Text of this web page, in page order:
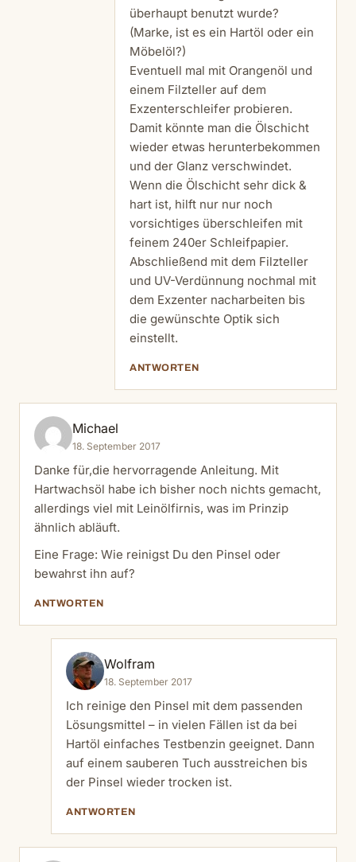
überhaupt benutzt wurde?
(Marke, ist es ein Hartöl oder ein
Möbelöl?)
Eventuell mal mit Orangenöl und
einem Filzteller auf dem
Exzenterschleifer probieren.
Damit könnte man die Ölschicht
wieder etwas herunterbekommen
und der Glanz verschwindet.
Wenn die Ölschicht sehr dick &
hart ist, hilft nur nur noch
vorsichtiges überschleifen mit
feinem 240er Schleifpapier.
Abschließend mit dem Filzteller
und UV-Verdünnung nochmal mit
dem Exzenter nacharbeiten bis
die gewünschte Optik sich
einstellt.
ANTWORTEN
Michael
18. September 2017
Danke für,die hervorragende Anleitung. Mit
Hartwachsöl habe ich bisher noch nichts gemacht,
allerdings viel mit Leinölfirnis, was im Prinzip
ähnlich abläuft.
Eine Frage: Wie reinigst Du den Pinsel oder
bewahrst ihn auf?
ANTWORTEN
Wolfram
18. September 2017
Ich reinige den Pinsel mit dem passenden
Lösungsmittel – in vielen Fällen ist da bei
Hartöl einfaches Testbenzin geeignet. Dann
auf einem sauberen Tuch ausstreichen bis
der Pinsel wieder trocken ist.
ANTWORTEN